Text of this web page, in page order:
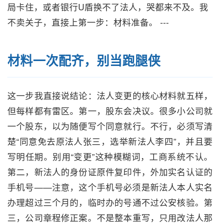
局卡住，或者银行U盾换不了法人，哭都来不及。我
不卖关子，直接上第一步：材料准备。 ---
材料一次配齐，别当跑腿侠
这一步我直接说结论：法人变更的核心材料就五样，
但每样都有雷区。第一，股东会决议。很多小公司就
一个股东，以为随便写个同意就行。不行，必须写清
楚“同意免去原法人张三，选举新法人李四”，并且要
写明任期。别用“变更”这种模糊词，工商系统不认。
第二，新法人的身份证原件复印件，外加实名认证的
手机号——注意，这个手机号必须是新法人本人实名
办理超过三个月的，临时办的号通不过公安核验。第
三，公司章程修正案。不是整本重写，只用改法人那